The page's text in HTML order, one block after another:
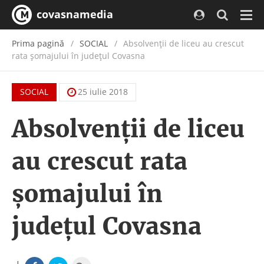
covasnamedia
Prima pagină SOCIAL
Absolvenții de liceu au crescut
rata șomajului în județul Covasna
SOCIAL 25 iulie 2018
Absolvenții de liceu
au crescut rata
șomajului în
județul Covasna